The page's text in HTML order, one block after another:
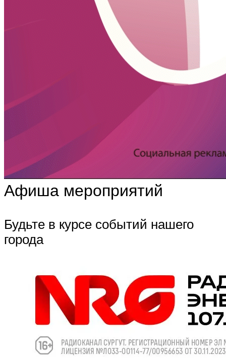
Афиша мероприятий
Будьте в курсе событий нашего
города